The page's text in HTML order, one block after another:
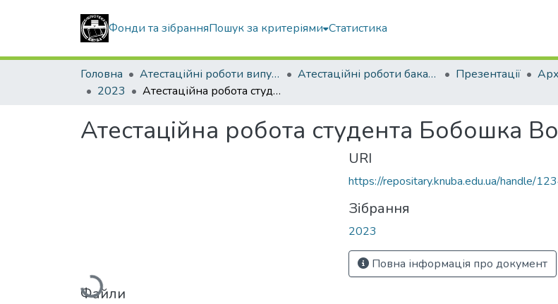
Фонди та зібранняПошук за критеріями Статистика
Головна Атестаційні роботи випускників Атестаційні роботи бакалаврів Презентації
2023
Атестаційна робота студента Бобошка Володимира Дмитровича
Атестаційна робота студента Бобошка
Вантажиться...
Файли
URI
https://repositary.knuba.edu.ua/handle/
Зібрання
2023
Повна інформація про документ